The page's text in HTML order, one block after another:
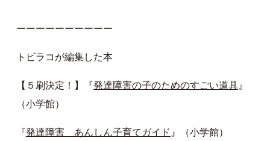
ーーーーーーーーーー
トビラコが編集した本
【５刷決定！】『発達障害の子のためのすごい道具』
（小学館）
『発達障害 あんしん子育てガイド 』（小学館）